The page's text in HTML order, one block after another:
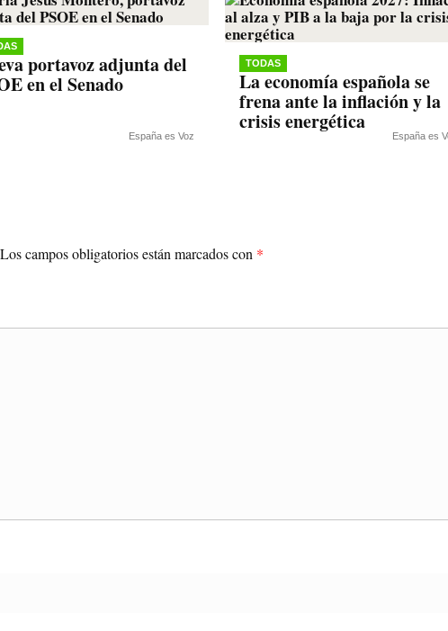
portavoz adjunta del
en el Senado
España es Voz
TODAS
La economía española se
frena ante la inflación y la
crisis energética
España es
Los campos obligatorios están marcados con *